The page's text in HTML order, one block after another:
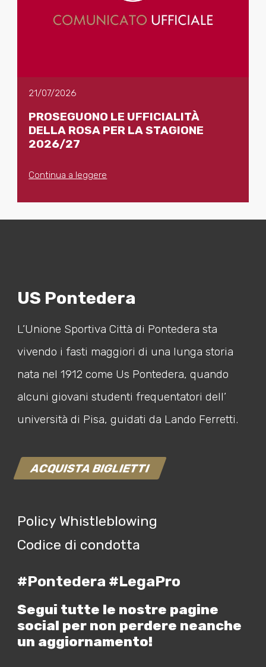
21/07/2026
PROSEGUONO LE UFFICIALITÀ
DELLA ROSA PER LA STAGIONE
2026/27
Continua a leggere
US Pontedera
L’Unione Sportiva Città di Pontedera sta
vivendo i fasti maggiori di una lunga storia
nata nel 1912 come Us Pontedera, quando
alcuni giovani studenti frequentatori dell’
università di Pisa, guidati da Lando Ferretti.
ACQUISTA BIGLIETTI
Policy Whistleblowing
Codice di condotta
#Pontedera #LegaPro
Segui tutte le nostre pagine
social per non perdere neanche
un aggiornamento!